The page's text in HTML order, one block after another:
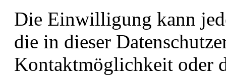
Die Einwilligung kann
die in dieser
Kontaktmöglichkeit oder